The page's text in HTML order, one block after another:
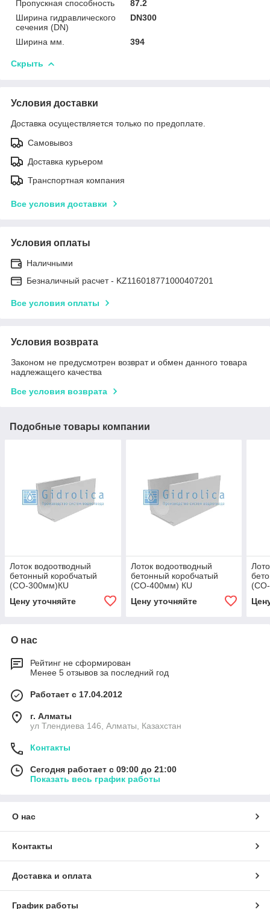
Пропускная способность
87.2
Ширина гидравлического
сечения (DN)
DN300
Ширина мм. 394
Скрыть
Условия доставки
Доставка осуществляется только по предоплате.
Самовывоз
Доставка курьером
Транспортная компания
Все условия доставки
Условия оплаты
Наличными
Безналичный расчет - KZ116018771000407201
Все условия оплаты
Условия возврата
Законом не предусмотрен возврат и обмен данного товара
надлежащего качества
Все условия возврата
Подобные товары компании
Лоток водоотводный
бетонный коробчатый
(СО-300мм)КU
100.39,4(30).49,5(42,5) -
BGU, № 20-0
Цену уточняйте
Лоток водоотводный
бетонный коробчатый
(СО-400мм) КU
100.49,4(40).49,5(42,5) -
BGU, № 20-0
Цену уточняйте
№
О нас
Рейтинг не сформирован
Менее 5 отзывов за последний год
Работает с 17.04.2012
г. Алматы
ул Тлендиева 146, Алматы, Казахстан
Контакты
Сегодня работает с 09:00 до 21:00
Показать весь график работы
О нас
Контакты
Доставка и оплата
График работы